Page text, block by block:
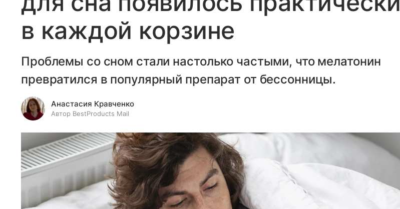
в каждой корзине
Проблемы со сном стали настолько частыми, что мелатонин
превратился в популярный препарат от бессонницы.
Анастасия Кравченко
Автор BestProducts Mail